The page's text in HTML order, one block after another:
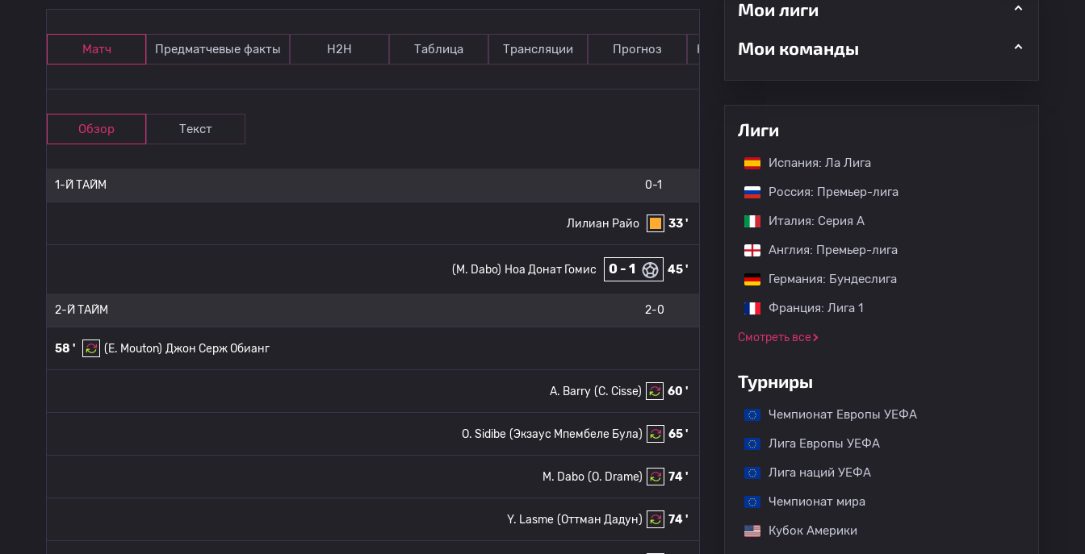
Матч Предматчевые факты Н2Н Таблица Трансляции Прогноз Комментарии
Обзор Текст
1-Й ТАЙМ 0-1
33 '
Лилиан Райо
45 '
0 - 1
Ноа Донат Гомис
(M. Dabo)
2-Й ТАЙМ 2-0
58 ' (E. Mouton) Джон Серж Обианг
60 '
(C. Cisse)
A. Barry
65 '
(Экзаус Мпембеле Була)
O. Sidibe
74 '
(O. Drame)
M. Dabo
74 '
(Оттман Дадун)
Y. Lasme
Мои лиги
Мои команды
Лиги
Испания: Ла Лига
Россия: Премьер-лига
Италия: Серия А
Англия: Премьер-лига
Германия: Бундеслига
Франция: Лига 1
Смотреть все
Турниры
Чемпионат Европы УЕФА
Лига Европы УЕФА
Лига наций УЕФА
Чемпионат мира
Кубок Америки